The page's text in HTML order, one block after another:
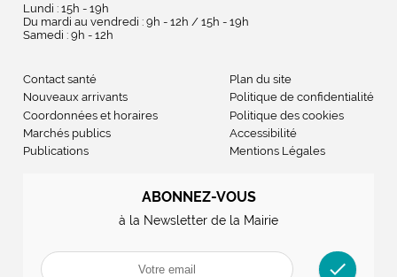
Lundi : 15h - 19h
Du mardi au vendredi : 9h - 12h / 15h - 19h
Samedi : 9h - 12h
Contact santé
Nouveaux arrivants
Coordonnées et horaires
Marchés publics
Publications
Plan du site
Politique de confidentialité
Politique des cookies
Accessibilité
Mentions Légales
ABONNEZ-VOUS
à la Newsletter de la Mairie
check